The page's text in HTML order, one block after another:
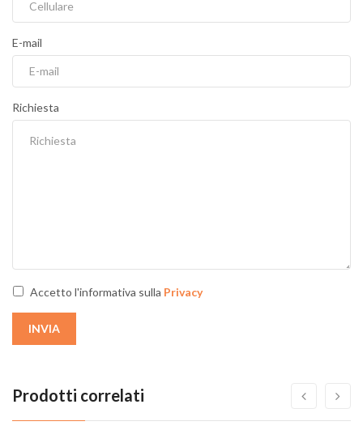
E-mail
Richiesta
Accetto l'informativa sulla Privacy
INVIA
Prodotti correlati